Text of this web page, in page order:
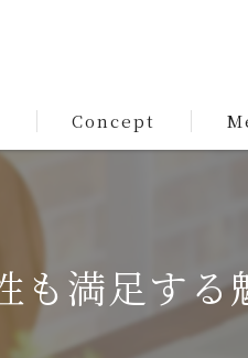
Concept
も満足す